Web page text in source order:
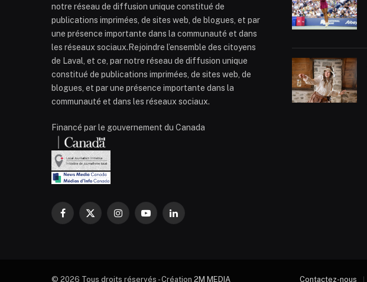
notre réseau de diffusion unique constitué de
publications imprimées, de sites web, de blogues, et par
une présence importante dans la communauté et dans
les réseaux sociaux.Rejoindre l’ensemble des citoyens
de Laval, et ce, par notre réseau de diffusion unique
constitué de publications imprimées, de sites web, de
blogues, et par une présence importante dans la
communauté et dans les réseaux sociaux.
Financé par le gouvernement du Canada
Facebook
X
InstagramYouTubeLinkedIn
© 2026 Tous droits réservés - Création 2M MEDIA Contactez-nous